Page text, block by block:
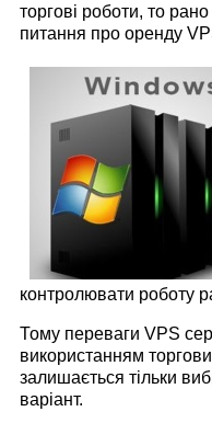
торгові роботи, то
питання про оренду
контролювати роботу
Тому переваги VPS
використанням
залишається тільки
варіант.